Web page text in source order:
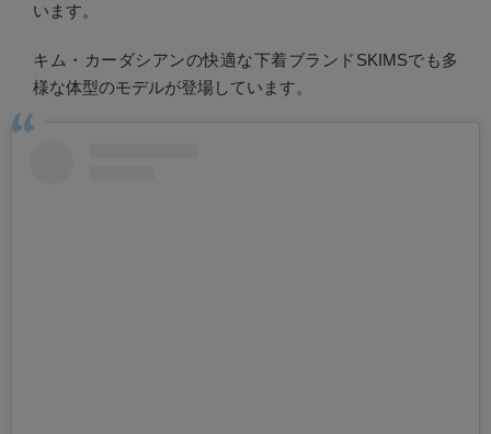
います。
キム・カーダシアンの快適な下着ブランドSKIMSでも多
様な体型のモデルが登場しています。